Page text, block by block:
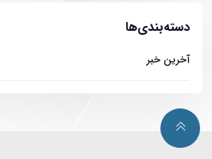
دسته‌بندی‌ها
آخرین خبر